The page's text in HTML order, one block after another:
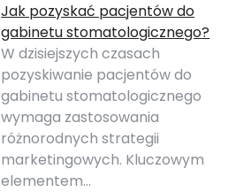
Jak pozyskać pacjentów do
gabinetu stomatologicznego?
W dzisiejszych czasach
pozyskiwanie pacjentów do
gabinetu stomatologicznego
wymaga zastosowania
różnorodnych strategii
marketingowych. Kluczowym
elementem…